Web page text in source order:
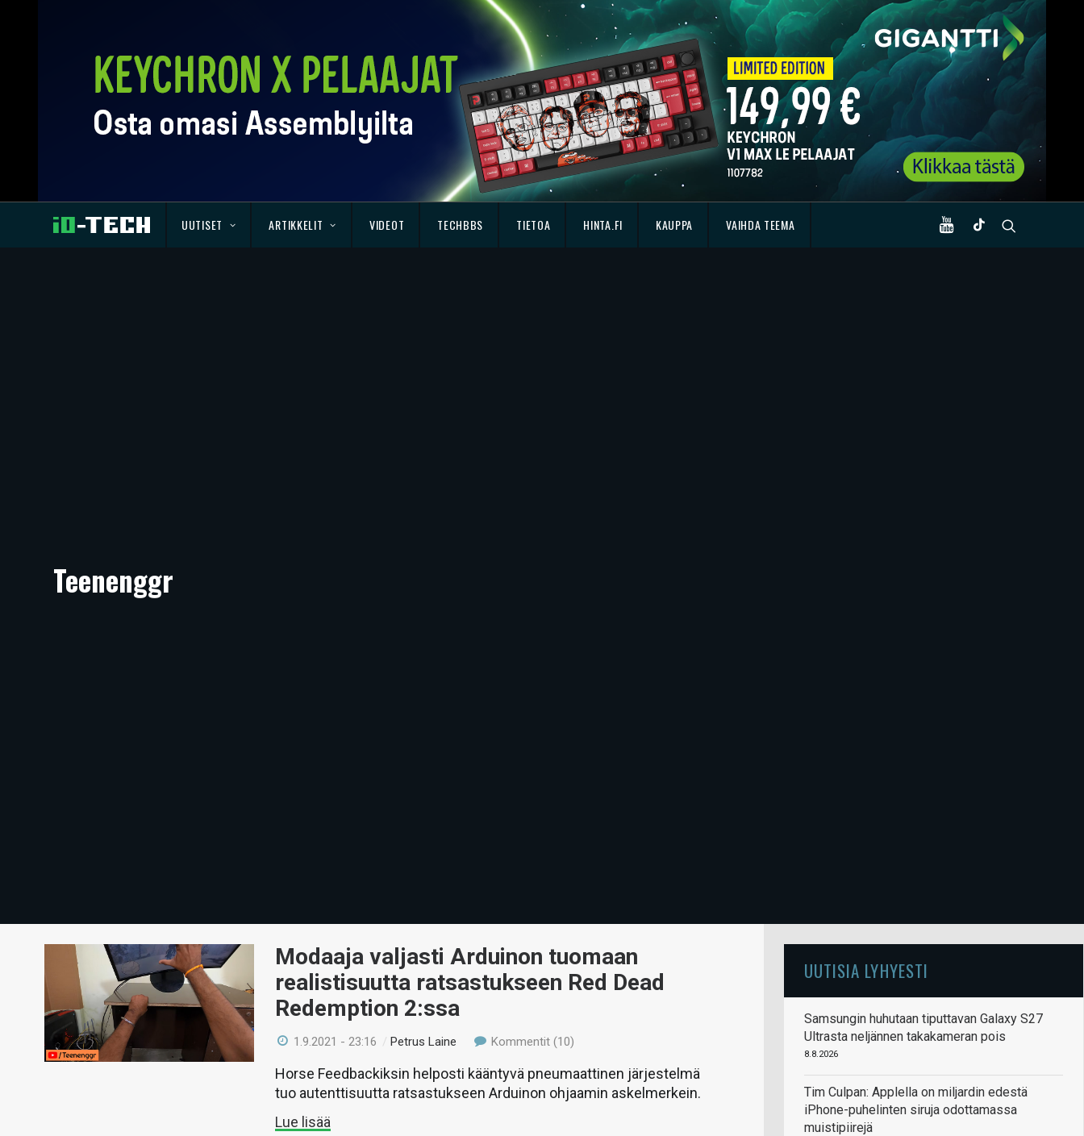
UUTISET ARTIKKELIT VIDEOT TECHBBS TIETOA HINTA.FI KAUPPA VAIHDA TEEMA
Teenenggr
Modaaja valjasti Arduinon tuomaan
realistisuutta ratsastukseen Red Dead
Redemption 2:ssa
1.9.2021 - 23:16 /Petrus Laine Kommentit (10)
Horse Feedbackiksin helposti kääntyvä pneumaattinen järjestelmä
tuo autenttisuutta ratsastukseen Arduinon ohjaamin askelmerkein.
Lue lisää
UUTISIA LYHYESTI
Samsungin huhutaan tiputtavan Galaxy S27
Ultrasta neljännen takakameran pois
8.8.2026
Tim Culpan: Applella on miljardin edestä
iPhone-puhelinten siruja odottamassa
muistipiirejä